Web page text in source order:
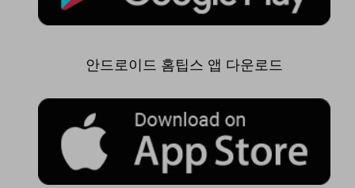
안드로이드 홈팁스 앱 다운로드